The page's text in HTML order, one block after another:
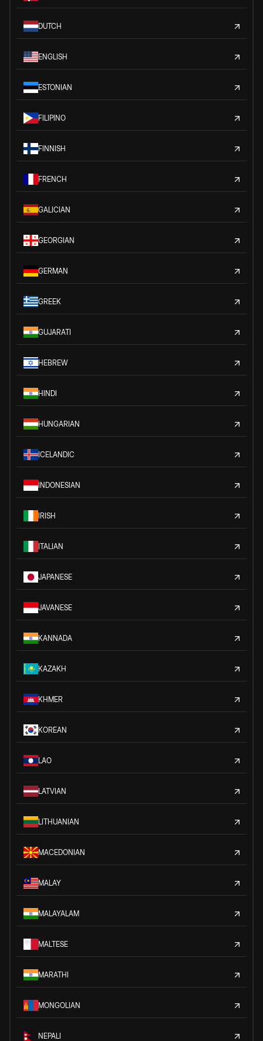
DUTCH
ENGLISH
ESTONIAN
FILIPINO
FINNISH
FRENCH
GALICIAN
GEORGIAN
GERMAN
GREEK
GUJARATI
HEBREW
HINDI
HUNGARIAN
ICELANDIC
INDONESIAN
IRISH
ITALIAN
JAPANESE
JAVANESE
KANNADA
KAZAKH
KHMER
KOREAN
LAO
LATVIAN
LITHUANIAN
MACEDONIAN
MALAY
MALAYALAM
MALTESE
MARATHI
MONGOLIAN
NEPALI